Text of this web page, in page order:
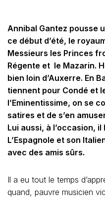
Annibal Gantez pousse
ce début d’été, le
Messieurs les Princes
Régente et le Mazarin.
bien loin d’Auxerre. En
tiennent pour Condé et
l’Eminentissime, on se
satires et de s’en
Lui aussi, à l’occasion,
L’Espagnole et son
avec des amis sûrs.
Il a eu tout le temps
quand, pauvre musicien